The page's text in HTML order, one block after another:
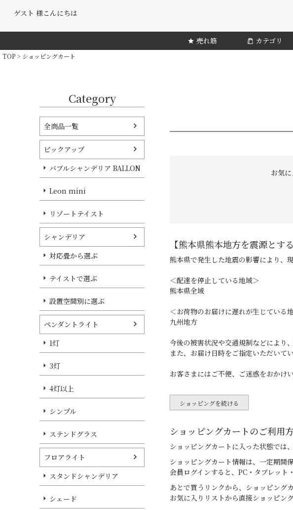
ゲスト 様こんにちは
売れ筋 カテゴリ
TOP ショッピングカート
Category
全商品一覧
ピックアップ
バブルシャンデリア BALLON
Leon mini
リゾートテイスト
シャンデリア
対応畳から選ぶ
テイストで選ぶ
設置空間別に選ぶ
ペンダントライト
1灯
3灯
4灯以上
シンプル
ステンドグラス
フロアライト
スタンドシャンデリア
シェード
お気
【熊本県熊本地方を震源とす
熊本県で発生した地震の影響により、
＜配達を停止している地域＞
熊本県全域
＜お荷物のお届けに遅れが生じている
九州地方
今後の被害状況や交通規制などにより
また、お届け日時をご指定いただいて
お客さまにはご不便、ご迷惑をおかけ
ショッピングを続ける
ショッピングカートのご利用
ショッピングカートに入った状態では
ショッピングカート情報は、一定期間
会員ログインすると、PC・タブレット
あとで買うリンクから、ショッピング
お気に入りリストから直接ショッピン